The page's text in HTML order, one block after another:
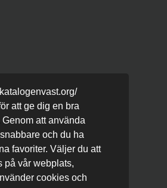
att ge dig en bra
att använda
och du ha
favoriter. Väljer du att
på vår webplats,
cookies och